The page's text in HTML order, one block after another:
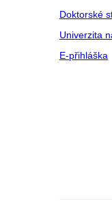
Doktorské
Univerzita
E-přihláška